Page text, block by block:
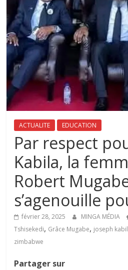
ACTUALITE EDUCATION
Par respect
Kabila, la
Robert
s’agenouille
février 28, 2025 MINGA MÉDIA
Tshisekedi, Grâce Mugabe, joseph
zimbabwe
Partager sur